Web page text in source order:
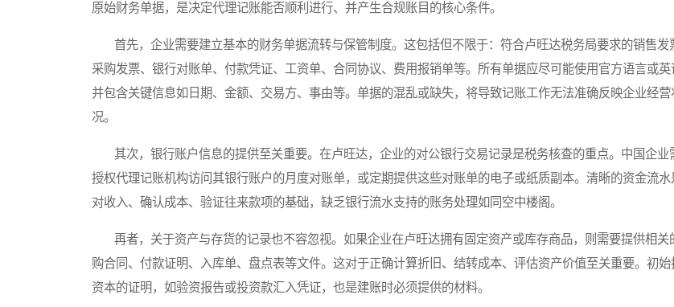
原始财务单据，是决定代理记账能否顺利进行、并产生合规账目的核心条件。
首先，企业需要建立基本的财务单据流转与保管制度。这包括但不限于：符合卢旺达税务局要求的销售发
采购发票、银行对账单、付款凭证、工资单、合同协议、费用报销单等。所有单据应尽可能使用官方语言或英
并包含关键信息如日期、金额、交易方、事由等。单据的混乱或缺失，将导致记账工作无法准确反映企业经营
况。
其次，银行账户信息的提供至关重要。在卢旺达，企业的对公银行交易记录是税务核查的重点。中国企业
授权代理记账机构访问其银行账户的月度对账单，或定期提供这些对账单的电子或纸质副本。清晰的资金流水
对收入、确认成本、验证往来款项的基础，缺乏银行流水支持的账务处理如同空中楼阁。
再者，关于资产与存货的记录也不容忽视。如果企业在卢旺达拥有固定资产或库存商品，则需要提供相关
购合同、付款证明、入库单、盘点表等文件。这对于正确计算折旧、结转成本、评估资产价值至关重要。初始
资本的证明，如验资报告或投资款汇入凭证，也是建账时必须提供的材料。